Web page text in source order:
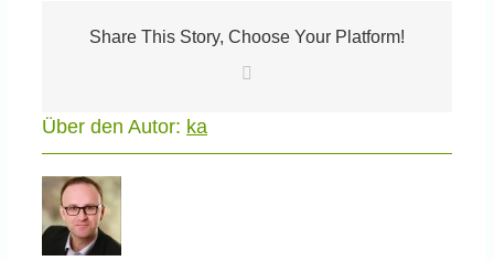
Share This Story, Choose Your Platform!
Über den Autor: ka